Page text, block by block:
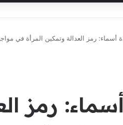
أسماء: رمز العدالة وتمكين المرأة في
رمز